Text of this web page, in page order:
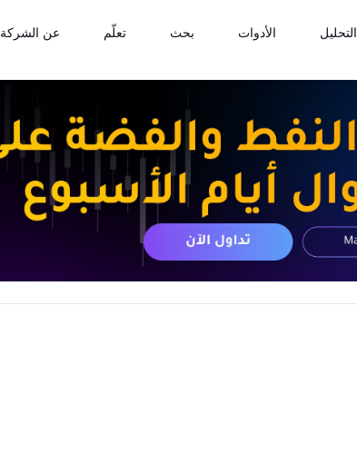
التحليل الأدوات بحث تعلّم عن الشركة